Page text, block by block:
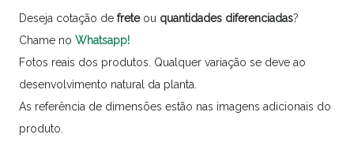
Deseja cotação de freteou quantidades diferenciadas?
Chame no Whatsapp!
Fotos reais dos produtos. Qualquer variação se deve ao
desenvolvimento natural da planta.
As referência de dimensões estão nas imagens adicionais do
produto.